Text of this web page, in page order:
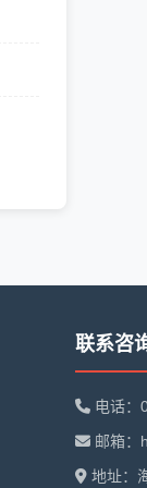
联系咨
电话：
邮箱：
地址：